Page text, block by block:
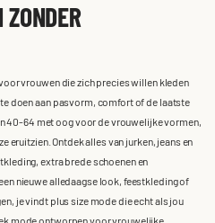
vrouwen die zich precies willen kleden
doen aan pasvorm, comfort of de laatste
40-64 met oog voor de vrouwelijke vormen,
eruitzien. Ontdek alles van jurken, jeans en
extra brede schoenen en
nieuwe alledaagse look, feestkleding of
je vindt plus size mode die echt als jou
mode ontworpen voor vrouwelijke